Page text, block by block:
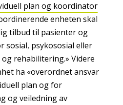
plan og koordinator
enheten skal
tilbud til pasienter og
sosial, psykososial eller
rehabilitering.» Videre
ha «overordnet ansvar
plan og for
og veiledning av